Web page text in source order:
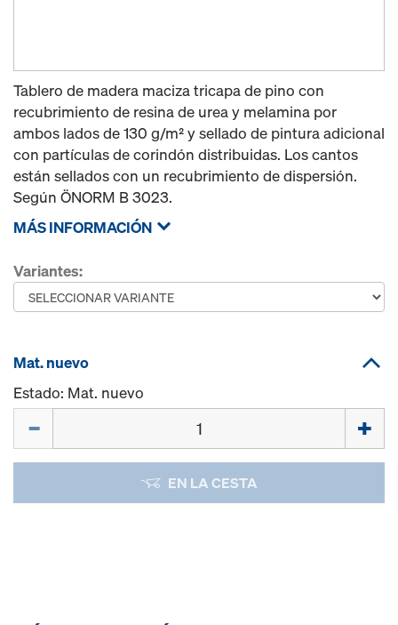
Tablero de madera maciza tricapa de pino con
recubrimiento de resina de urea y melamina por
ambos lados de 130 g/m² y sellado de pintura adicional
con partículas de corindón distribuidas. Los cantos
están sellados con un recubrimiento de dispersión.
Según ÖNORM B 3023.
MÁS INFORMACIÓN
Variantes:
Mat. nuevo
Estado: Mat. nuevo
EN LA CESTA